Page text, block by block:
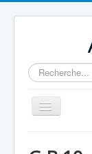
Rechercher
Basculer
la